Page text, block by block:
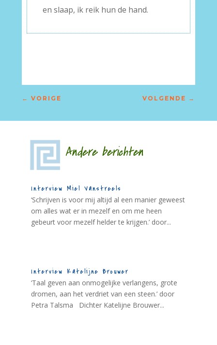
en slaap, ik reik hun de hand.
← VORIGE VOLGENDE →
Andere berichten
Interview Miel Vanstreels
‘Schrijven is voor mij altijd al een manier geweest
om alles wat er in mezelf en om me heen
gebeurt voor mezelf helder te krijgen.’ door...
Interview Katelijne Brouwer
‘Taal geven aan onmogelijke verlangens, grote
dromen, aan het verdriet van een steen.’ door
Petra Talsma Dichter Katelijne Brouwer...